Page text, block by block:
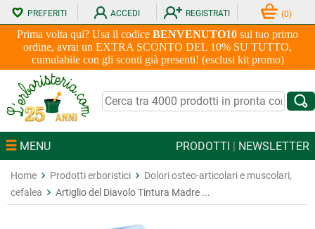
Prima volta qui? Usa il codice BENVENUTO10 sul tuo primo
ordine, avrai un EXTRA SCONTO DEL 10% SU TUTTO,
cumulabile con gli sconti già presenti! (esclusi kit promo)
PREFERITI ACCEDI REGISTRATI (0)
MENU PRODOTTI | NEWSLETTER
Home Prodotti erboristici
Dolori osteo-articolari e muscolari,
cefalea
Artiglio del Diavolo Tintura Madre ...